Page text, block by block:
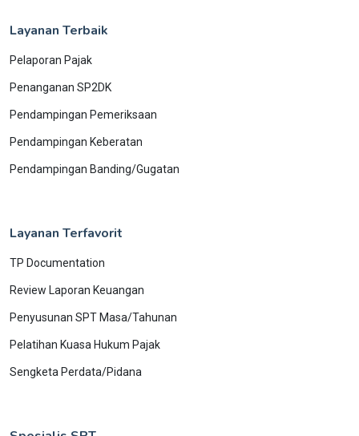
Layanan Terbaik
Pelaporan Pajak
Penanganan SP2DK
Pendampingan Pemeriksaan
Pendampingan Keberatan
Pendampingan Banding/Gugatan
Layanan Terfavorit
TP Documentation
Review Laporan Keuangan
Penyusunan SPT Masa/Tahunan
Pelatihan Kuasa Hukum Pajak
Sengketa Perdata/Pidana